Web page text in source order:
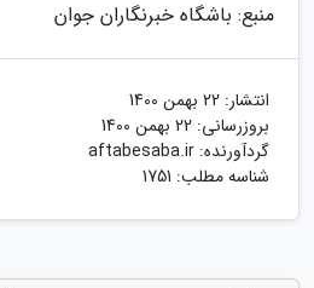
منبع: باشگاه خبرنگاران جوان
انتشار: 22 بهمن 1400
بروزرسانی: 22 بهمن 1400
گردآورنده: aftabesaba.ir
شناسه مطلب: 1751